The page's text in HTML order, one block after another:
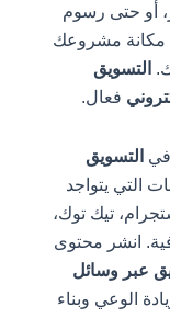
حتى رسوم
مشروعك
فعال.
التسويق
يتواجد
تيك توك،
انشر محتوى
وسائل
الوعي وبناء